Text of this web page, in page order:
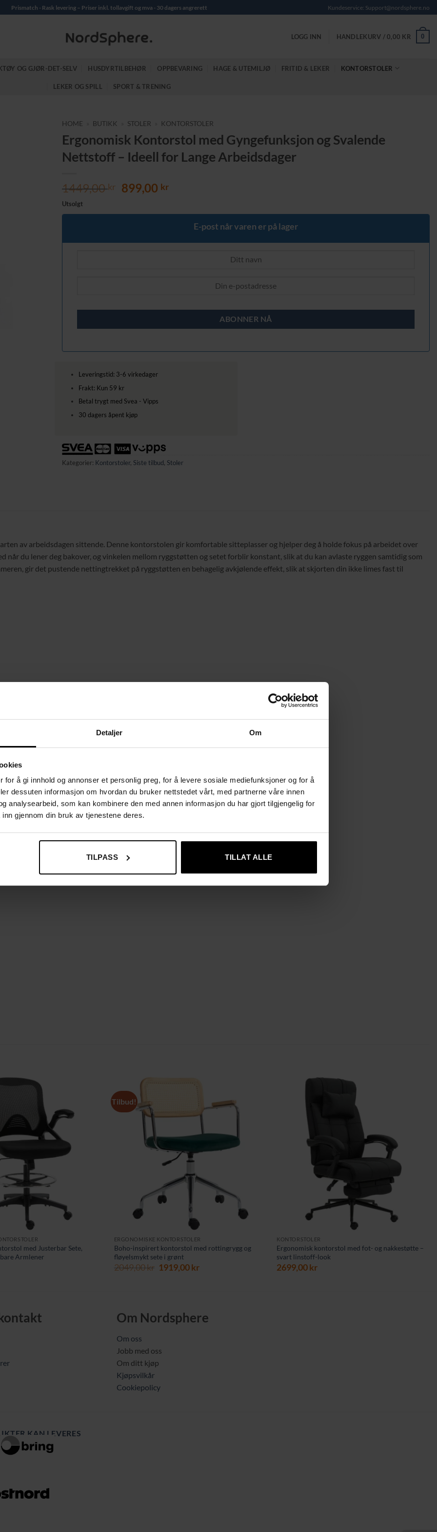
Detaljer Om
for å gi innhold og annonser et personlig preg, for å levere sosiale mediefunksjoner og for å
dessuten informasjon om hvordan du bruker nettstedet vårt, med partnerne våre innen
analysearbeid, som kan kombinere den med annen informasjon du har gjort tilgjengelig for
gjennom din bruk av tjenestene deres.
TILPASS TILLAT ALLE
Prismatch - Rask levering – Priser inkl. tollavgift og mva - 30 dagers angrerett Kundeservice: Support@nordsphere.no
LOGG INN HANDLEKURV /0,00 KR 0
OG GJØR-DET-SELV HUSDYRTILBEHØR OPPBEVARING HAGE & UTEMILJØ FRITID & LEKER KONTORSTOLER
LEKER OG SPILL SPORT & TRENING
HOME BUTIKK STOLER KONTORSTOLER
Ergonomisk Kontorstol med Gyngefunksjon og Svalende
Nettstoff – Ideell for Lange Arbeidsdager
1449,00kr Opprinnelig
var:
899,00 krNåværende
er:
899,00 kr.
Utsolgt
E-post når varen er på lager
Leveringstid: 3-6 virkedager
Frakt: Kun 59 kr
Betal trygt med Svea - Vipps
30 dagers åpent kjøp
Kategorier: Kontorstoler, Siste tilbud, Stoler
av arbeidsdagen sittende. Denne kontorstolen gir komfortable sitteplasser og hjelper deg å holde fokus på arbeidet over
du lener deg bakover, og vinkelen mellom ryggstøtten og setet forblir konstant, slik at du kan avlaste ryggen samtidig som
gir det pustende nettingtrekket på ryggstøtten en behagelig avkjølende effekt, slik at skjorten din ikke limes fast til
med Justerbar Sete,
Armlener
Tilbud!
ERGONOMISKE KONTORSTOLER
Boho-inspirert kontorstol med rottingrygg og
fløyelsmykt sete i grønt
2049,00kr Opprinnelig
1919,00krNåværende
KONTORSTOLER
Ergonomisk kontorstol med fot- og nakkestøtte –
svart linstoff-look
2699,00kr
Om Nordsphere
Om oss
Jobb med oss
Om ditt kjøp
Kjøpsvilkår
Cookiepolicy
KAN LEVERES